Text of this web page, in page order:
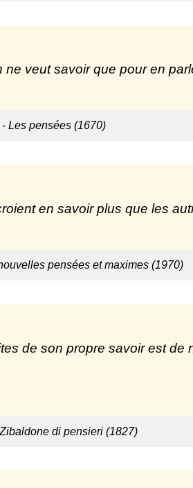
veut savoir que pour en
- Les pensées (1670)
en savoir plus que les
pensées et maximes (1970)
de son propre savoir est de
Zibaldone di pensieri (1827)